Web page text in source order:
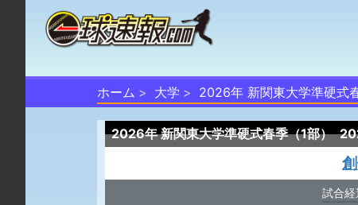
ホーム 大学 2026年 新関東大学準硬式春
2026年 新関東大学準硬式春季（1部）
試合経